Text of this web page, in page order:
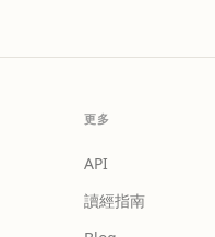
更多
API
讀經指南